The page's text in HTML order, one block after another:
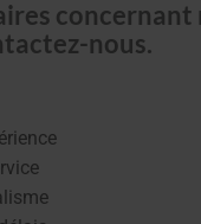
concernant
nous.